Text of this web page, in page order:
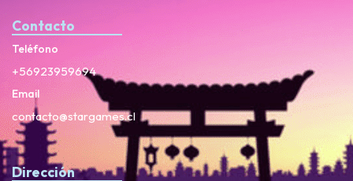
Contacto
Teléfono
+56923959694
Email
contacto@stargames.cl
Dirección